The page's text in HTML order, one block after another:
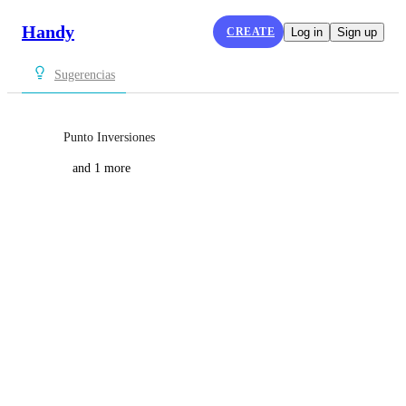
Handy CREATE Log in Sign up
Sugerencias
Punto Inversiones
and 1 more